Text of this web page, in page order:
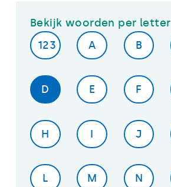
Bekijk woorden per letter
123
A B
D E F
H I J
L M N